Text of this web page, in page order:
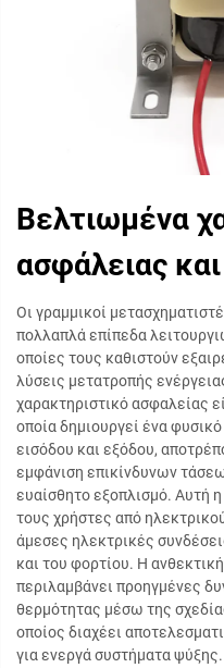
Βελτιωμένα
ασφάλειας
Οι γραμμικοί
πολλαπλά επίπεδα
οποίες τους καθιστούν
λύσεις μετατροπής
χαρακτηριστικό ασφαλείας
οποία δημιουργεί ένα
εισόδου και εξόδου,
εμφάνιση επικίνδυνων
ευαίσθητο εξοπλισμό. Αυτή
τους χρήστες από
άμεσες ηλεκτρικές
και του φορτίου. Η
περιλαμβάνει προηγμένες
θερμότητας μέσω της
οποίος διαχέει
για ενεργά συστήματα